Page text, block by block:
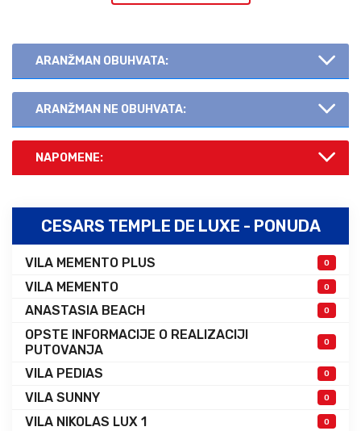
ARANŽMAN OBUHVATA:
ARANŽMAN NE OBUHVATA:
NAPOMENE:
CESARS TEMPLE DE LUXE - PONUDA
VILA MEMENTO PLUS 0
VILA MEMENTO 0
ANASTASIA BEACH 0
OPSTE INFORMACIJE O REALIZACIJI
PUTOVANJA
0
VILA PEDIAS 0
VILA SUNNY 0
VILA NIKOLAS LUX 1 0